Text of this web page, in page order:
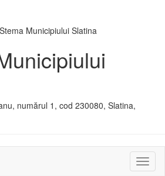
numărul 1, cod 230080, Slatina,